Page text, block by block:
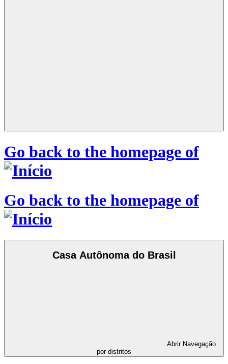
Go back to the homepage of
Go back to the homepage of
Casa Autônoma do Brasil
AbrirNavegação
por distritos